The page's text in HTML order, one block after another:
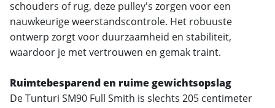
schouders of rug, deze pulley's zorgen voor een
nauwkeurige weerstandscontrole. Het robuuste
ontwerp zorgt voor duurzaamheid en stabiliteit,
waardoor je met vertrouwen en gemak traint.
Ruimtebesparend en ruime gewichtsopslag
De Tunturi SM90 Full Smith is slechts 205 centimeter